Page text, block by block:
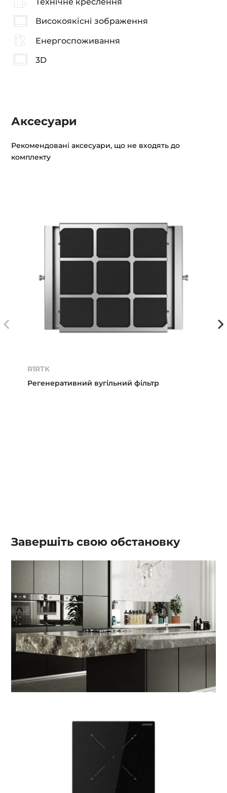
Високоякісні зображення
Енергоспоживання
3D
Аксесуари
Рекомендовані аксесуари, що не входять до
комплекту
R1RTK
Регенеративний вугільний фільтр
Завершіть свою обстановку